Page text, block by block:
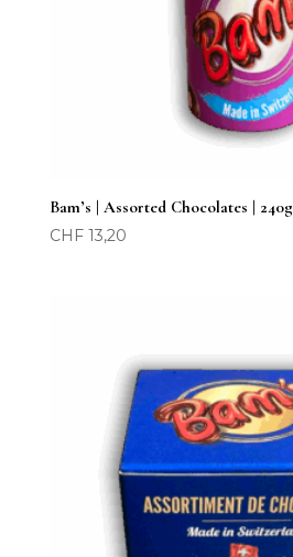
Bam’s | Assorted Chocolates | 240g
CHF13,20